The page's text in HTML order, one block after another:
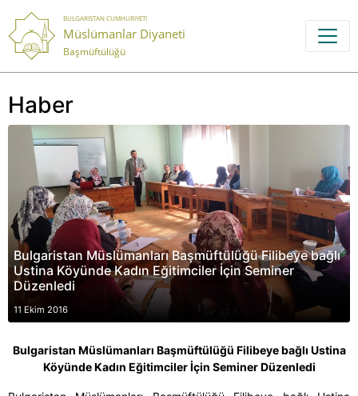
BULGARISTAN CUMHURIYETI
Müslümanlar Diyaneti
Başmüftülüğü
Haber
Bulgaristan Müslümanları Başmüftülüğü Filibeye bağlı
Ustina Köyünde Kadın Eğitimciler İçin Seminer
Düzenledi
11 Ekim 2016
Bulgaristan Müslümanları Başmüftülüğü Filibeye bağlı Ustina
Köyünde Kadın Eğitimciler İçin Seminer Düzenledi